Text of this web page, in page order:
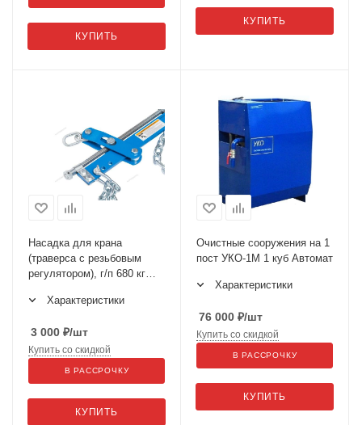
КУПИТЬ
КУПИТЬ
Насадка для крана
(траверса с резьбовым
регулятором), г/п 680 кг
Характеристики
3 000 ₽/шт
КУПИТЬ
Купить со скидкой
В РАССРОЧКУ
Очистные сооружения на 1
пост УКО-1М 1 куб Автомат
Характеристики
76 000 ₽/шт
КУПИТЬ
Купить со скидкой
В РАССРОЧКУ